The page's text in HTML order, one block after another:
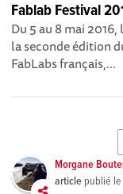
Fablab Festival
Du 5 au 8 mai
la seconde édition
FabLabs français,...
Morgane
article publié